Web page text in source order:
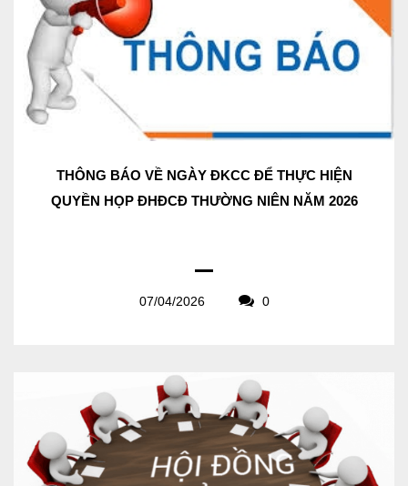
THÔNG BÁO VỀ NGÀY ĐKCC ĐỂ THỰC HIỆN
QUYỀN HỌP ĐHĐCĐ THƯỜNG NIÊN NĂM 2026
07/04/2026 0